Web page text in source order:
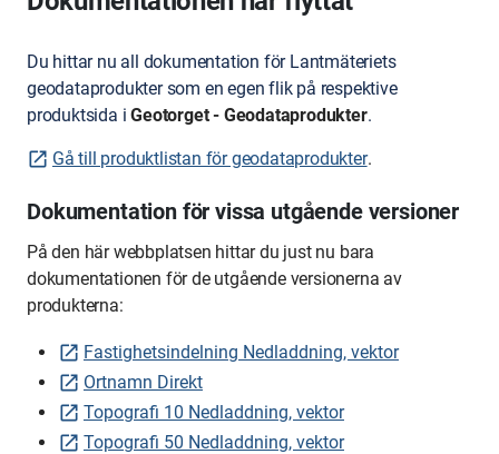
Du hittar nu all dokumentation för Lantmäteriets
geodataprodukter som en egen flik på respektive
produktsida i Geotorget - Geodataprodukter.
Gå till produktlistan för geodataprodukter.
Dokumentation för vissa utgående versioner
På den här webbplatsen hittar du just nu bara
dokumentationen för de utgående versionerna av
produkterna:
Fastighetsindelning Nedladdning, vektor
Ortnamn Direkt
Topografi 10 Nedladdning, vektor
Topografi 50 Nedladdning, vektor